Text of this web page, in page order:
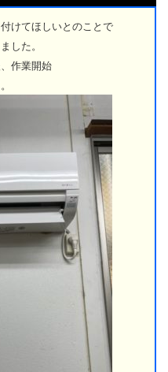
けてほしいとのことで
した。
作業開始